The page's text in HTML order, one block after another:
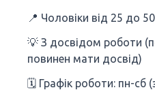
📍 Чоловіки від 25 до
💡 З досвідом роботи
повинен мати досвід)
🗓 Графік роботи: пн-сб